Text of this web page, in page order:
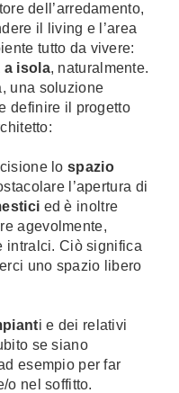
dell’arredamento,
il living e l’area
tutto da vivere:
a isola, naturalmente.
una soluzione
definire il progetto
lo spazio
l’apertura di
ed è inoltre
agevolmente,
intralci. Ciò significa
uno spazio libero
i e dei relativi
se siano
esempio per far
o nel soffitto.